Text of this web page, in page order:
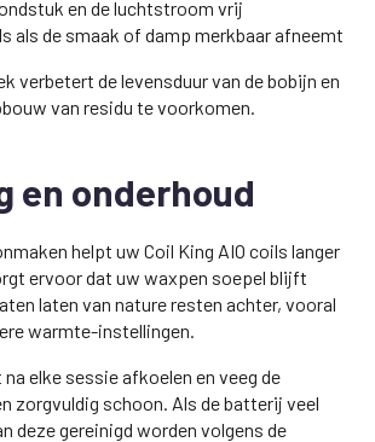
en de luchtstroom vrij
als de smaak of damp merkbaar afneemt
verbetert de levensduur van de bobijn en
van residu te voorkomen.
en onderhoud
helpt uw Coil King AIO coils langer
ervoor dat uw waxpen soepel blijft
laten van nature resten achter, vooral
warmte-instellingen.
elke sessie afkoelen en veeg de
zorgvuldig schoon. Als de batterij veel
deze gereinigd worden volgens de